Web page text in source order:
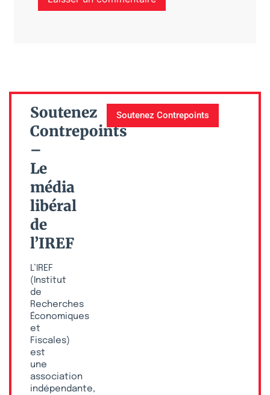
Soutenez
Contrepoints
–
Le
média
libéral
de
l’IREF
L’IREF
(Institut
de
Recherches
Économiques
et
Fiscales)
est
une
association
indépendante,
Soutenez Contrepoints